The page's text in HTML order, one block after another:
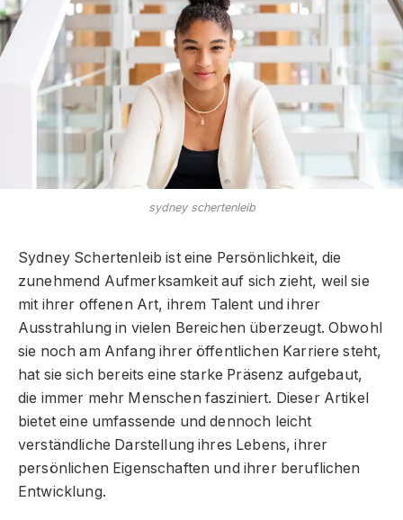
sydney schertenleib
Sydney Schertenleib ist eine Persönlichkeit, die
zunehmend Aufmerksamkeit auf sich zieht, weil sie
mit ihrer offenen Art, ihrem Talent und ihrer
Ausstrahlung in vielen Bereichen überzeugt. Obwohl
sie noch am Anfang ihrer öffentlichen Karriere steht,
hat sie sich bereits eine starke Präsenz aufgebaut,
die immer mehr Menschen fasziniert. Dieser Artikel
bietet eine umfassende und dennoch leicht
verständliche Darstellung ihres Lebens, ihrer
persönlichen Eigenschaften und ihrer beruflichen
Entwicklung.